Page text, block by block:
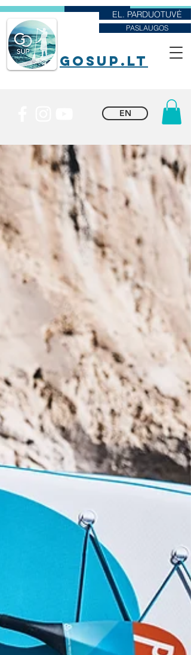
goSUP.lt
EL. PARDUOTUVĖ
PASLAUGOS
EN